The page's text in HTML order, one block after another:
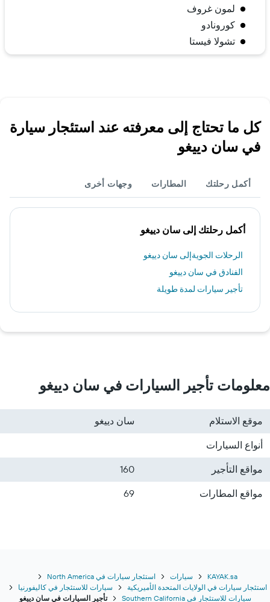
لمون غروف
كورونادو
تشولا فيستا
كل ما تحتاج إلى معرفته عند استئجار سيارة
في سان دييغو
أكمل رحلتك المطارات وجهات أخرى
أكمل رحلتك إلى سان دييغو
الرحلات الجويةإلى سان دييغو
الفنادق في سان دييغو
تأجير سيارات لمدة طويلة
معلومات تأجير السيارات في سان دييغو
موقع الاستلام
سان دييغو
أنواع السيارات
مواقع التأجير
160
مواقع المطارات
69
KAYAK.sa سيارات
استئجار سيارات في North America
استئجار سيارات في الولايات المتحدة الأميريكية
سيارات للاستئجار في كاليفورنيا
سيارات للاستئجار في Southern California
تأجير السيارات في سان دييغو